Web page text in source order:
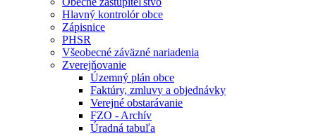
Hlavný kontrolór obce
Zápisnice
PHSR
Všeobecné záväzné nariadenia
Zverejňovanie
Územný plán obce
Faktúry, zmluvy a objednávky
Verejné obstarávanie
FZO - Archív
Úradná tabuľa